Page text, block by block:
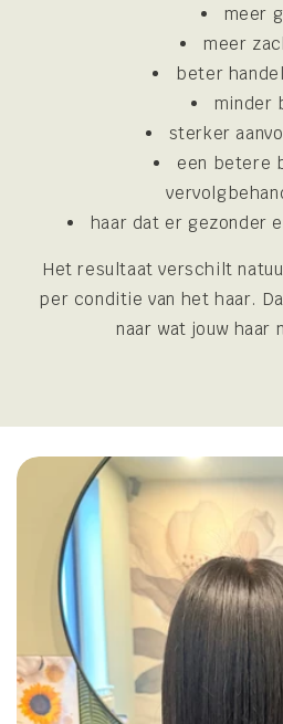
meer
meer
beter
minder
sterker
een betere
haar dat er gezonder
Het resultaat verschilt
per conditie van het haar.
naar wat jouw haar